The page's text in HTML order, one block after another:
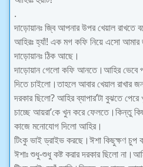
.
দাড়োয়ানঃ জ্বি আপনার উপর খেয়াল রাখতে
আহিরঃ হ্যাঁ! এক মগ কফি নিয়ে এসো
দাড়োয়ানঃ ঠিক আছে।
দাড়োয়ান গেলো কফি আনতে।আহির ভেবে
দিতে চাইলো।তাহলে আবার খেয়াল রাখার
দরকার ছিলো? আহির ব্যাপার’টা বুঝতে
চাচ্ছে আয়রা’কে খুন করে ফেলতে।কিন্তু
কাজে মনোযোগ দিলো আহির।
টিংকু ভাই ড্রাইভ করছে।ঈশা কিছুক্ষণ চুপ
ঈশাঃ শুধু-শুধু কষ্ট করার দরকার ছিলো